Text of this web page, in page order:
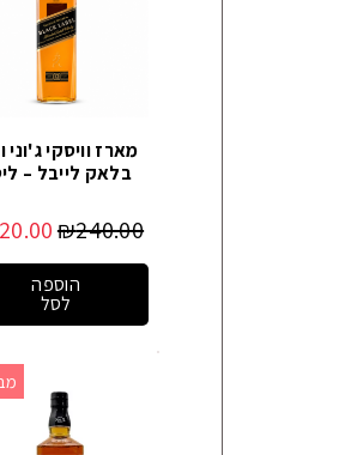
מארז וויסקי ג'וני
בלאק לייבל –
₪240.00
הוספה
לסל